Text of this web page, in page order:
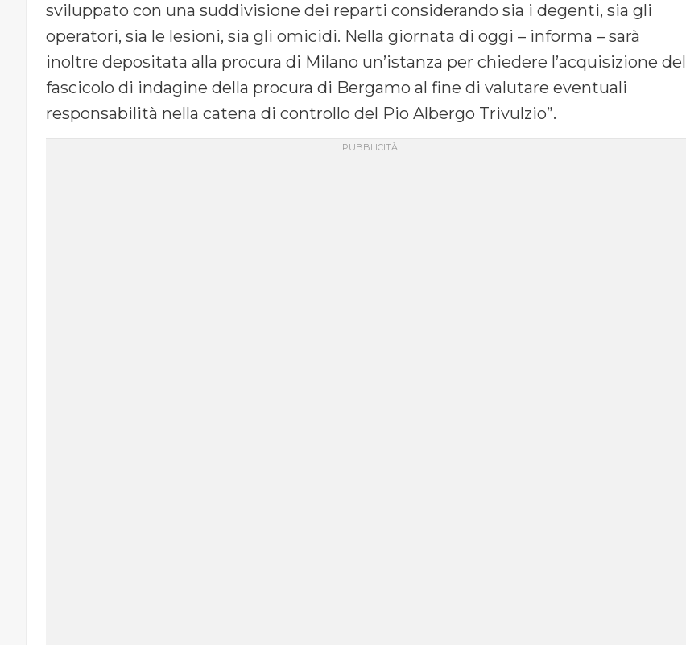
sviluppato con una suddivisione dei reparti considerando sia i degenti, sia gli
operatori, sia le lesioni, sia gli omicidi. Nella giornata di oggi – informa – sarà
inoltre depositata alla procura di Milano un’istanza per chiedere l’acquisizione del
fascicolo di indagine della procura di Bergamo al fine di valutare eventuali
responsabilità nella catena di controllo del Pio Albergo Trivulzio”.